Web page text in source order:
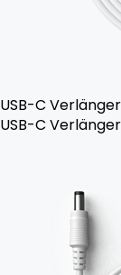
USB-C
USB-C